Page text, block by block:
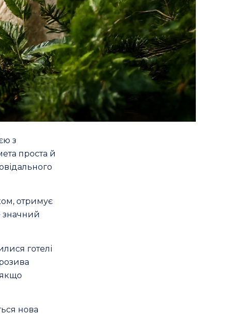
з
проста й
отримує
значний
готелі
нова